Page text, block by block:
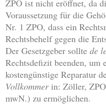
ZPO ist nicht eröffnet, da
Voraussetzung für die
Nr. 1 ZPO, dass ein
Rechtsbehelf gegen die
Der Gesetzgeber solltede
Rechtsdefizit beenden, um
kostengünstige Reparatur
Vollkommerin: Zöller,
mwN.) zu ermöglichen.